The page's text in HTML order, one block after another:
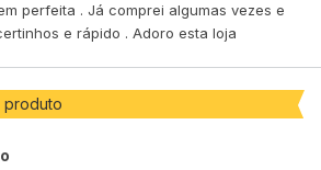
perfeita . Já comprei algumas vezes e
e rápido . Adoro esta loja
produto